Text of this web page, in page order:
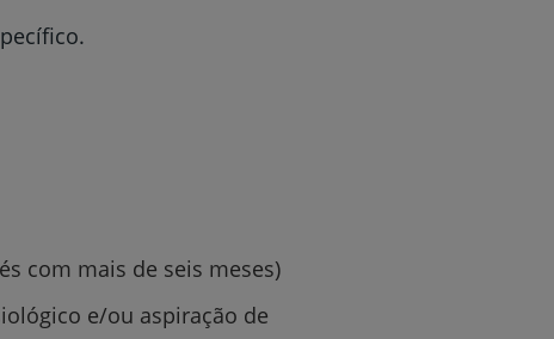
com mais de seis meses)
e/ou aspiração de